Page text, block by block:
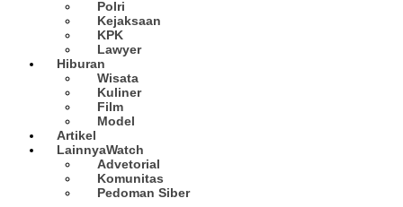
Polri
Kejaksaan
KPK
Lawyer
Hiburan
Wisata
Kuliner
Film
Model
Artikel
LainnyaWatch
Advetorial
Komunitas
Pedoman Siber